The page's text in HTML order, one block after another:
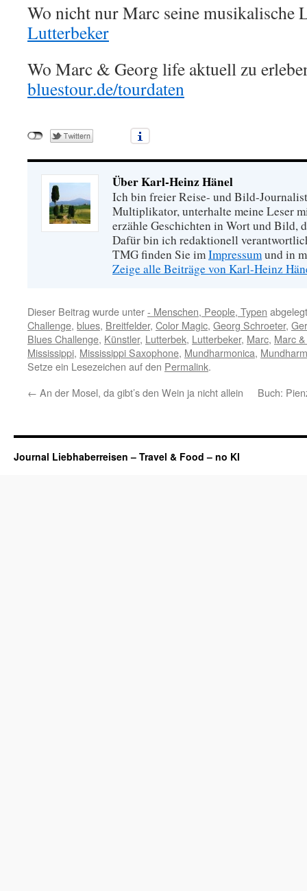
Wo nicht nur Marc seine musikalische
Lutterbeker
Wo Marc & Georg life aktuell zu
bluestour.de/tourdaten
Über Karl-Heinz Hänel
Ich bin freier Reise- und Bild-
Multiplikator, unterhalte meine Leser
erzähle Geschichten in Wort und Bild,
Dafür bin ich redaktionell
TMG finden Sie imImpressumund in
Zeige alle Beiträge von Karl-Heinz
Dieser Beitrag wurde unter- Menschen, People, Typen
Challenge, blues, Breitfelder, Color Magic, Georg Schroeter,
Blues Challenge, Künstler, Lutterbek, Lutterbeker, Marc, Marc
Mississippi, Mississippi Saxophone, Mundharmonica,
Setze ein Lesezeichen auf den Permalink.
← An der Mosel, da gibt’s den Wein ja nicht allein Buch:
Journal Liebhaberreisen – Travel & Food – no KI